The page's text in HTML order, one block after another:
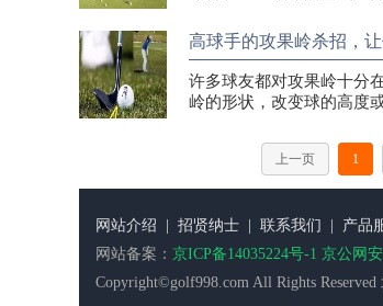
高球手的攻果岭杀招，
许多球友都对攻果岭十分
岭的形状，改变球的高度
上一页 1
网站介绍 招贤纳士 联系我们 产品
网站备案： 京ICP备14035224号-1 京公网
Copyright©golf998.com All Rights